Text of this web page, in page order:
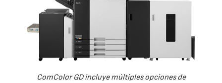
ComColor GD incluye múltiples opciones de